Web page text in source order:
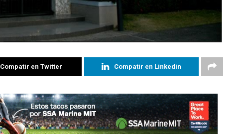
Compatir en Twitter Compatir en Linkedin